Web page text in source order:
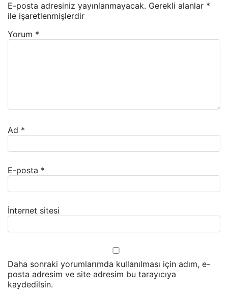
E-posta adresiniz yayınlanmayacak. Gerekli alanlar *
ile işaretlenmişlerdir
Yorum *
Ad *
E-posta *
İnternet sitesi
Daha sonraki yorumlarımda kullanılması için adım, e-
posta adresim ve site adresim bu tarayıcıya
kaydedilsin.